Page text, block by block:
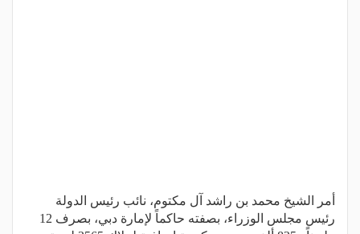
أمر الشيخ محمد بن راشد آل مكتوم، نائب رئيس الدولة
رئيس مجلس الوزراء، بصفته حاكماً لإمارة دبي، بصرف 12